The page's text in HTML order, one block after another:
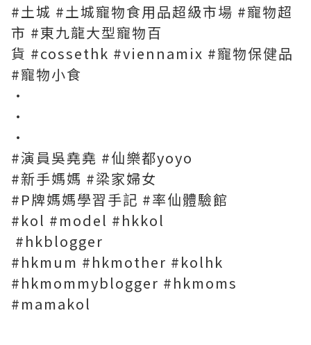
#土城 #土城寵物食用品超級市場 #寵物超
市 #東九龍大型寵物百
貨 #cossethk #viennamix #寵物保健品
#寵物小食
·
·
·
#演員吳堯堯 #仙樂都yoyo
#新手媽媽 #梁家婦女
#P牌媽媽學習手記 #率仙體驗館
#kol #model #hkkol
#hkblogger
#hkmum #hkmother #kolhk
#hkmommyblogger #hkmoms
#mamakol